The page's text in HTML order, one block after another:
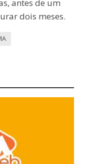
antes de um
dois meses.